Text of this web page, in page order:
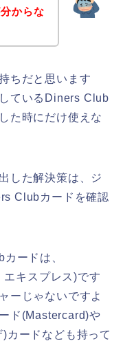
からな
ちだと思います
ているDiners Club
た時にだけ使えな
した解決策は、ジ
Clubカードを確認
ードは、
キスプレス)です
ーじゃないですよ
ド(Mastercard)や
カードなども持って